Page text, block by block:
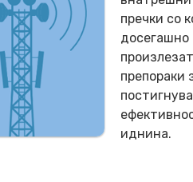
пречки со
досегашно
препораки
иднина.